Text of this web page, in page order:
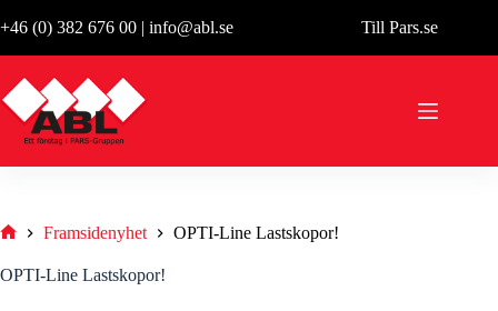
till
+46 (0) 382 676 00 | info@abl.se Till Pars.se
Framsidenyhet OPTI-Line Lastskopor!
OPTI-Line Lastskopor!